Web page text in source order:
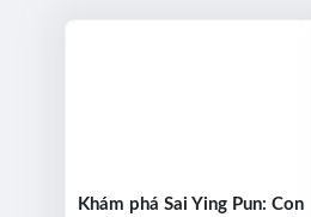
Khám phá Sai Ying Pun: Con